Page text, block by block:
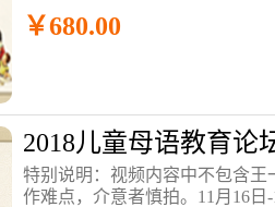
￥680.00
2018儿童母语教育论
特别说明：视频内容中不包含王
作难点，介意者慎拍。11月16日